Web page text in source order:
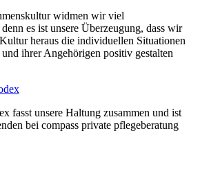
widmen wir viel
es ist unsere Überzeugung, dass wir
heraus die individuellen Situationen
ihrer Angehörigen positiv gestalten
fasst unsere Haltung zusammen und ist
bei compass private pflegeberatung